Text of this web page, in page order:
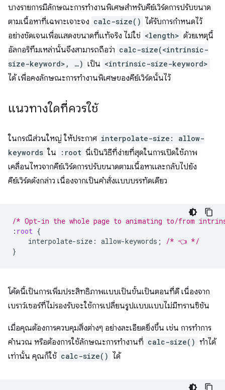
บางรายการมีลักษณะการทํางานพิเศษสําหรับคีย์เวิร์ดการปรับขนาด
ตามเนื้อหาที่เฉพาะเจาะจง calc-size() ได้รับการกําหนดไว้
อย่างชัดเจนเพื่อแสดงขนาดที่แท้จริง ไม่ใช่ <length> ด้วยเหตุนี้
อัลกอริทึมเหล่านั้นจึงสามารถถือว่า calc-size(<intrinsic-
size-keyword>, …) เป็น <intrinsic-size-keyword>
ได้ เพื่อคงลักษณะการทำงานพิเศษของคีย์เวิร์ดนั้นไว้
แนวทางใดที่ควรใช้
ในกรณีส่วนใหญ่ ให้ประกาศ interpolate-size: allow-
keywords ใน :root นี่เป็นวิธีที่ง่ายที่สุดในการเปิดใช้ภาพ
เคลื่อนไหวจากคีย์เวิร์ดการปรับขนาดตามเนื้อหาและกลับไปยัง
คีย์เวิร์ดดังกล่าว เนื่องจากเป็นคำสั่งแบบบรรทัดเดียว
/* Opt-in the whole page to animating to/from
: root {
interpolate-size : allow-keywords ;
/* 👈 */
}
โค้ดนี้เป็นการเพิ่มประสิทธิภาพแบบเป็นขั้นเป็นตอนที่ดี เนื่องจาก
เบราว์เซอร์ที่ไม่รองรับจะใช้การเปลี่ยนรูปแบบแบบไม่มีทรานซิชัน
เมื่อคุณต้องการควบคุมสิ่งต่างๆ อย่างละเอียดยิ่งขึ้น เช่น การทำการ
คำนวณ หรือต้องการใช้ลักษณะการทำงานที่ calc-size() ทำได้
เท่านั้น คุณก็ใช้ calc-size() ได้